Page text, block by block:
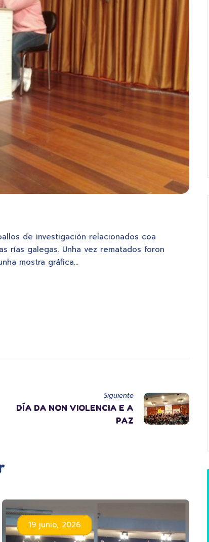
de investigación relacionados coa
rías galegas. Unha vez rematados foron
mostra gráfica…
Siguiente
DÍA DA NON VIOLENCIA E A
PAZ
19 junio, 2026